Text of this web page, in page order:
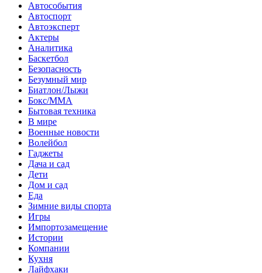
Автособытия
Автоспорт
Автоэксперт
Актеры
Аналитика
Баскетбол
Безопасность
Безумный мир
Биатлон/Лыжи
Бокс/MMA
Бытовая техника
В мире
Военные новости
Волейбол
Гаджеты
Дача и сад
Дети
Дом и сад
Еда
Зимние виды спорта
Игры
Импортозамещение
Истории
Компании
Кухня
Лайфхаки